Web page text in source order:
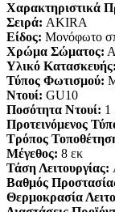
Χαρακτηριστικά
Σειρά: AKIRA
Είδος: Μονόφωτο
Χρώμα Σώματος:
Υλικό Κατασκευής:
Τύπος Φωτισμού:
Ντουί: GU10
Ποσότητα Ντουί: 1
Προτεινόμενος
Τρόπος
Μέγεθος: 8 εκ
Τάση Λειτουργίας:
Βαθμός
Θερμοκρασία